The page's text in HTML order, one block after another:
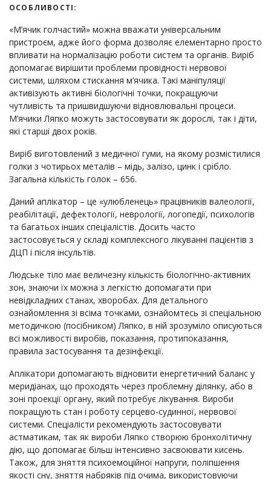
ОСОБЛИВОСТІ:
«М’ячик голчастий» можна вважати універсальним
пристроєм, адже його форма дозволяє елементарно просто
впливати на нормалізацію роботи систем та органів. Виріб
допомагає вирішити проблеми провідності нервової
системи, шляхом стискання м’ячика. Такі маніпуляції
активізують активні біологічні точки, покращуючи
чутливість та пришвидшуючи відновлювальні процеси.
М’ячики Ляпко можуть застосовувати як дорослі, так і діти,
які старші двох років.
Виріб виготовлений з медичної гуми, на якому розмістилися
голки з чотирьох металів – мідь, залізо, цинк і срібло.
Загальна кількість голок – 656.
Даний аплікатор – це «улюбленець» працівників валеології,
реабілітації, дефектології, неврології, логопедії, психологів
та багатьох інших спеціалістів. Досить часто
застосовується у складі комплексного лікуванні пацієнтів з
ДЦП і після інсультів.
Людське тіло має величезну кількість біологічно-активних
зон, знаючи їх можна з легкістю допомагати при
невідкладних станах, хворобах. Для детального
ознайомлення зі всіма точками, ознайомтесь зі спеціальною
методичкою (посібником) Ляпко, в ній зрозуміло описуються
всі можливості виробів, показання, протипоказання,
правила застосування та дезінфекції.
Аплікатори допомагають відновити енергетичний баланс у
меридіанах, що проходять через проблемну ділянку, або в
зоні проекції органу, який потребує лікування. Вироби
покращують стан і роботу серцево-судинної, нервової
системи. Спеціалісти рекомендують застосовувати
астматикам, так як вироби Ляпко створюю бронхолітичну
дію, що допомагає більш інтенсивно засвоювати кисень.
Також, для зняття психоемоційної напруги, поліпшення
якості сну, зняття набряків під очима, використовуючи